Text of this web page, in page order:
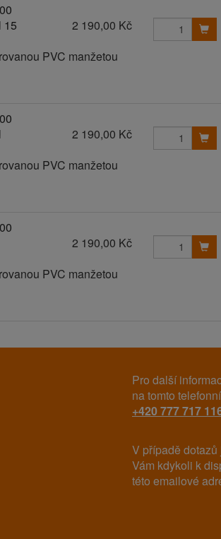
15
2 190,00 Kč
PVC manžetou
2 190,00 Kč
PVC manžetou
2 190,00 Kč
PVC manžetou
Pro další
na tomto
+420 777 717
V případě dotazů
Vám kdykoli k
této emailové